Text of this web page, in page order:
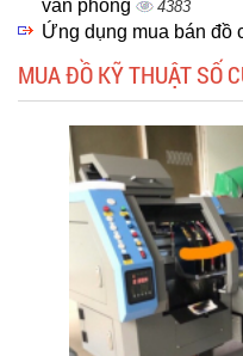
văn phòng
4383
Ứng dụng mua bán đồ
MUA ĐỒ KỸ THUẬT SỐ